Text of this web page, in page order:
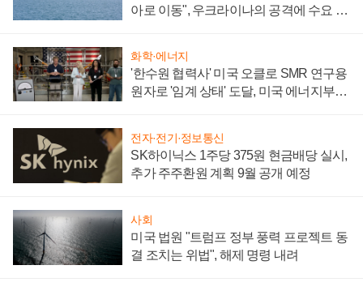
아로 이동", 우크라이나의 공격에 수요 늘
화학·에너지
'한수원 협력사' 미국 오클로 SMR 연구용
원자로 '임계 상태' 도달, 미국 에너지부
전자·전기·정보통신
SK하이닉스 1주당 375원 현금배당 실시,
추가 주주환원 계획 9월 공개 예정
사회
미국 법원 "트럼프 정부 풍력 프로젝트 동
결 조치는 위법", 해제 명령 내려